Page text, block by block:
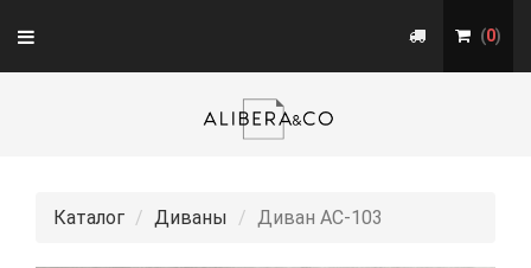
Toggle
navigation
(0)
Каталог Диваны Диван АС-103